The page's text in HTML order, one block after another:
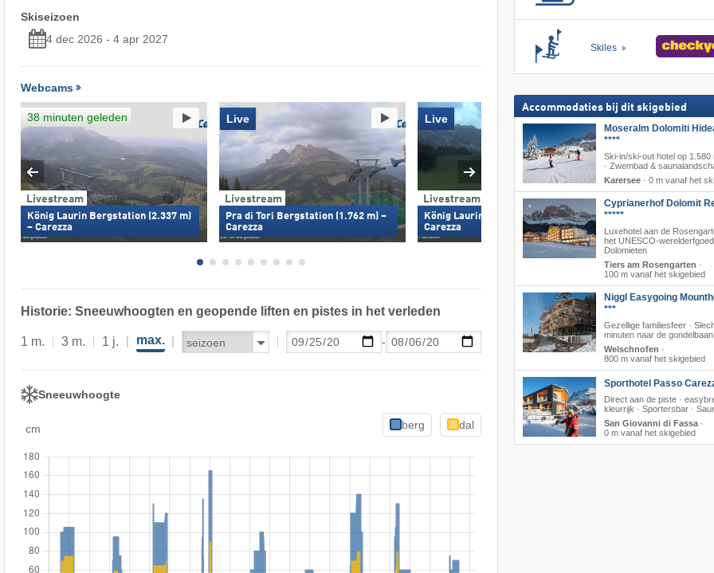
Skiseizoen
4 dec 2026 - 4 apr 2027
Webcams
Livestream
König Laurin Bergstation (2.337 m)
– Carezza
38 minuten geleden
Livestream
Pra di Tori Bergstation (1.762 m) –
Carezza
Live
Livestream en 360°
König Laurin Talstation (1.740 m) –
Carezza
Live
Livestream en
Paolina Talstation
Carezza
Historie: Sneeuwhoogten en geopende liften en pistes in het verleden
1 m. 3 m. 1 j. max. -
Sneeuwhoogte
cm berg dal
Skiles
Accommodaties bij dit skigebied
Moseralm Dolomiti
****
Ski-in/ski-out hotel op 1.580
· Zwembad &
Karersee· 0 m vanaf het
Cyprianerhof Dolomit
*****
Luxehotel aan de
het UNESCO-werelderfgoed
Dolomieten
Tiers am Rosengarten ·
100 m vanaf het skigebied
Niggl Easygoing
***
Gezellige familiesfeer ·
minuten naar de gondelbaan
Welschnofen ·
800 m vanaf het skigebied
Sporthotel Passo
Direct aan de piste ·
kleurrijk · Sportersbar ·
San Giovanni di Fassa·
0 m vanaf het skigebied